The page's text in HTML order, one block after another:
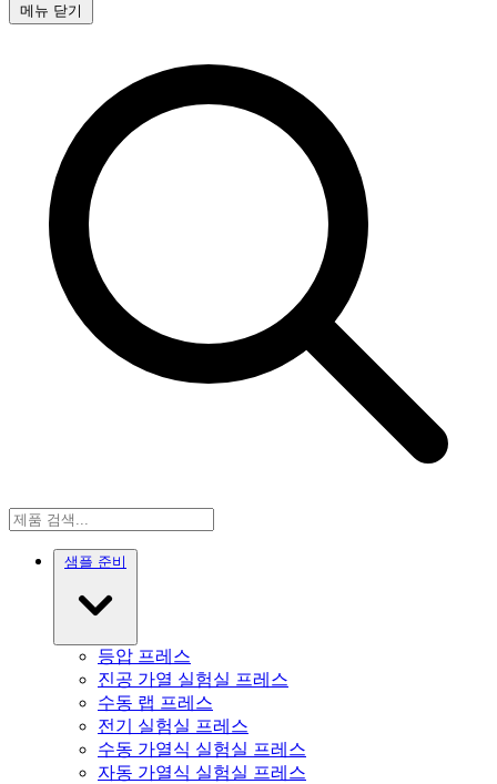
메뉴 닫기
샘플 준비
등압 프레스
진공 가열 실험실 프레스
수동 랩 프레스
전기 실험실 프레스
수동 가열식 실험실 프레스
자동 가열식 실험실 프레스